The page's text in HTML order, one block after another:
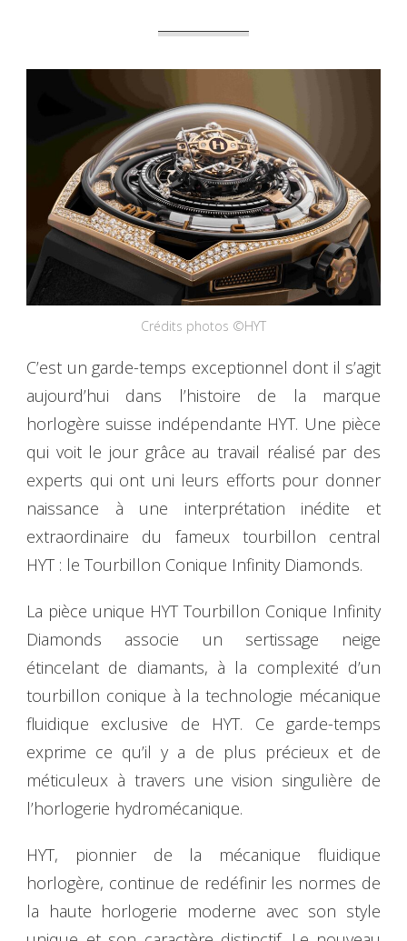
Crédits photos ©HYT
C’est un garde-temps exceptionnel dont il s’agit
aujourd’hui dans l’histoire de la marque
horlogère suisse indépendante HYT. Une pièce
qui voit le jour grâce au travail réalisé par des
experts qui ont uni leurs efforts pour donner
naissance à une interprétation inédite et
extraordinaire du fameux tourbillon central
HYT : le Tourbillon Conique Infinity Diamonds.
La pièce unique HYT Tourbillon Conique Infinity
Diamonds associe un sertissage neige
étincelant de diamants, à la complexité d’un
tourbillon conique à la technologie mécanique
fluidique exclusive de HYT. Ce garde-temps
exprime ce qu’il y a de plus précieux et de
méticuleux à travers une vision singulière de
l’horlogerie hydromécanique.
HYT, pionnier de la mécanique fluidique
horlogère, continue de redéfinir les normes de
la haute horlogerie moderne avec son style